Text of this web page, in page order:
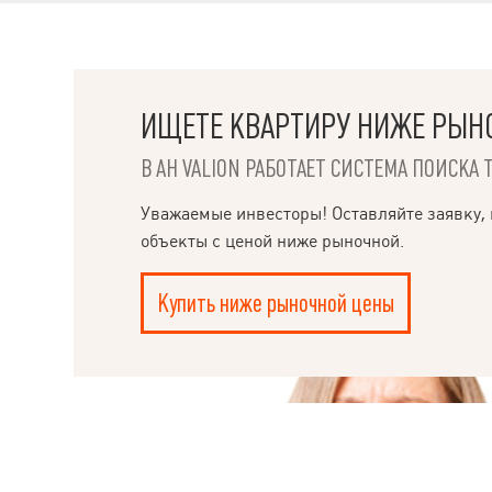
ИЩЕТЕ КВАРТИРУ НИЖЕ
В АН VALION РАБОТАЕТ СИСТЕМА ПОИСКА
Уважаемые инвесторы! Оставляйте
объекты с ценой ниже рыночной.
Купить ниже рыночной цены
НАПИСАТЬ
РУКОВОДИТЕЛЮ